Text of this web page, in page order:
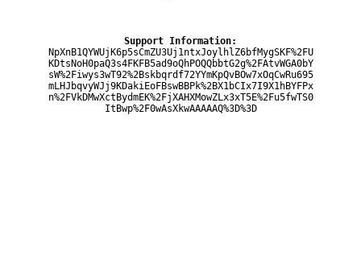
Support Information:
NpXnB1QYWUjK6p5sCmZU3Uj1ntxJoylhlZ6bfMygSKF%2FU
KDtsNoH0paQ3s4FKFB5ad9oQhPOQQbbtG2g%2FAtvWGA0bY
sW%2Fiwys3wT92%2Bskbqrdf72YYmKpQvBOw7xOqCwRu695
mLHJbqvyWJj9KDakiEoFBswBBPk%2BX1bCIx7I9X1hBYFPx
n%2FVkDMwXctBydmEK%2FjXAHXMowZLx3xT5E%2Fu5fwTS0
ItBwp%2F0wAsXkwAAAAAQ%3D%3D